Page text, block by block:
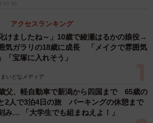
膚炎について調べた自由研究（提供）
学生の論文かと見紛うほどきちんと章
アクセスランキング
化けましたね～」10歳で綾瀬はるかの娘役→
気ガラリの18歳に成長 「メイクで雰囲気
「宝塚に入れそう」
まいどなメディア
父、軽自動車で新潟から四国まで 65歳の
2人で3泊4日の旅 パーキングの休憩まで
み… 「大学生でも組まねえよ！」